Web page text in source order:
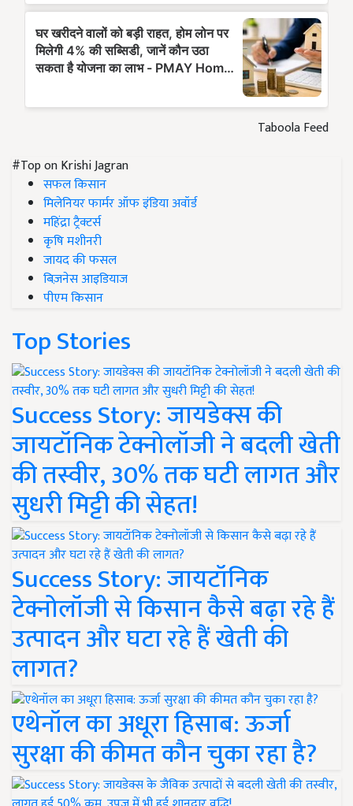
Taboola Feed
#Top on Krishi Jagran
सफल किसान
मिलेनियर फार्मर ऑफ इंडिया अवॉर्ड
महिंद्रा ट्रैक्टर्स
कृषि मशीनरी
जायद की फसल
बिज़नेस आइडियाज
पीएम किसान
Top Stories
Success Story: जायडेक्स की
जायटॉनिक टेक्नोलॉजी ने बदली खेती
की तस्वीर, 30% तक घटी लागत और
सुधरी मिट्टी की सेहत!
Success Story: जायटॉनिक
टेक्नोलॉजी से किसान कैसे बढ़ा रहे हैं
उत्पादन और घटा रहे हैं खेती की
लागत?
एथेनॉल का अधूरा हिसाब: ऊर्जा
सुरक्षा की कीमत कौन चुका रहा है?